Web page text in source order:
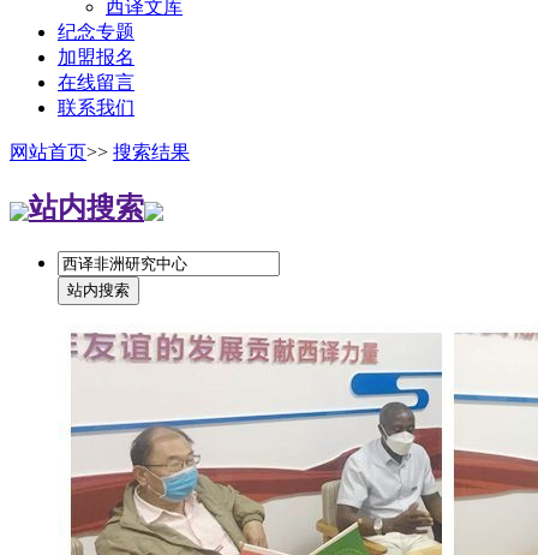
西译文库
纪念专题
加盟报名
在线留言
联系我们
网站首页>> 搜索结果
站内搜索